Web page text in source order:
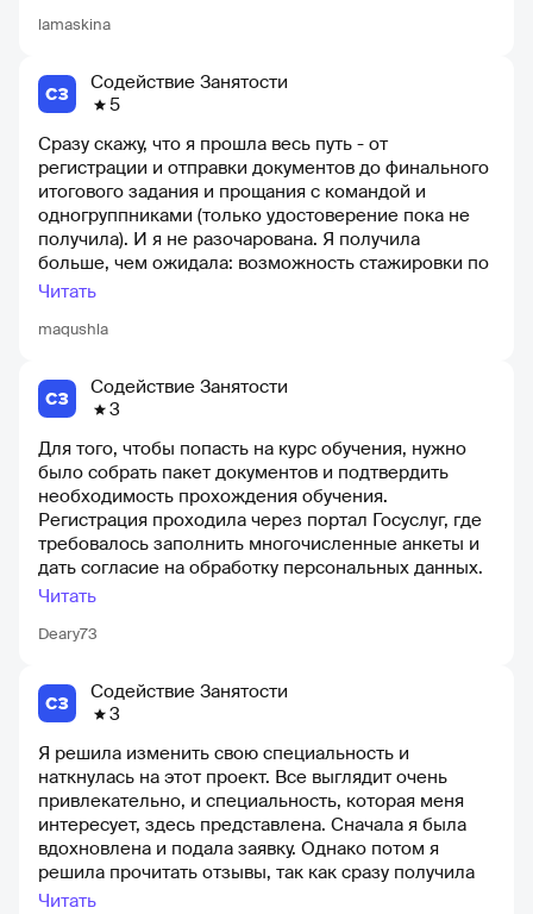
lamaskina
ознакомившись с отзывами. Честно говоря, я была
результат превзошел мои ожидания. Качество
подготовки и проработки материалов, структура
которые старались максимально вовлечь
студентов, несмотря на то, что это онлайн-формат
обучения, и очень внимательные и терпеливые
кураторы - все это вызывало только
положительные эмоции. Да, курс был
интенсивным, и нужно было быть максимально
включенным, но я ощущала, что организаторы
дать максимум по этой теме. В общем, на
чувство гордости, что федеральный проект может
быть выполнен так качественно и ответственно.
его организаторах - Академии управления WINbd и
ТГУ. Я знаю, что у коллег были совершенно
противоположные отзывы о курсе от другого
оператора в этом проекте
Содействие Занятости
5
maqushla
Сразу скажу, что я прошла весь путь - от
регистрации и отправки документов до финального
итогового задания и прощания с командой и
одногруппниками (только удостоверение пока не
получила). И я не разочарована. Я получила
больше, чем ожидала: возможность стажировки по
новой для меня специальности! Обо всем по
рекламу федерального проекта
Читать
Содействие Занятости
3
Deary73
Для того, чтобы попасть на курс обучения, нужно
было собрать пакет документов и подтвердить
необходимость прохождения обучения.
Регистрация проходила через портал Госуслуг, где
требовалось заполнить многочисленные анкеты и
дать согласие на обработку персональных данных.
Однако получить обучение оказалось непростой
который должен был начаться в октябре - ноябре
до 31 октября. Возник вопрос, как я могу попасть на
курс, если он уже идет по указанным срокам? Мне
тому же, судя по отзывам, многие люди так и не
смогли попасть на курс и не получили никаких
ответов. Еще одним негативным моментом для
меня стало то, что я подала заявку на один курс, но
когда мне прислали приглашение для дальнейшей
регистрации, этого курса уже не было в списке, а
другие направления меня не интересовали. Я
Читать
Содействие Занятости
3
Я решила изменить свою специальность и
наткнулась на этот проект. Все выглядит очень
привлекательно, и специальность, которая меня
интересует, здесь представлена. Сначала я была
вдохновлена и подала заявку. Однако потом я
решила прочитать отзывы, так как сразу получила
уведомление о том, что мне нужно обратиться в
Читать